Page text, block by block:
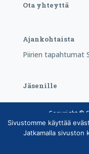
Ota yhteyttä
Ajankohtaista
Piirien tapahtumat
Jäsenille
Copyright ©
Sivustomme käyttää
Jatkamalla sivuston